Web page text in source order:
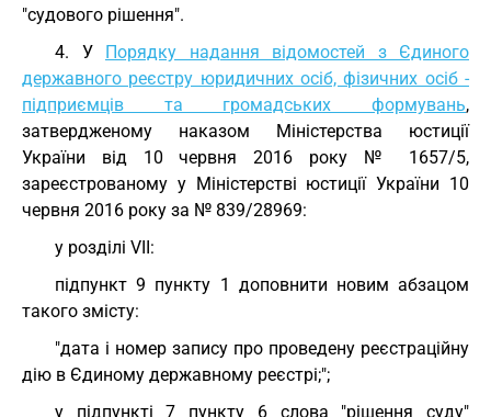
"судового рішення".
4. У Порядку надання відомостей з Єдиного
державного реєстру юридичних осіб, фізичних осіб -
підприємців та громадських формувань,
затвердженому наказом Міністерства юстиції
України від 10 червня 2016 року № 1657/5,
зареєстрованому у Міністерстві юстиції України 10
червня 2016 року за № 839/28969:
у розділі VII:
підпункт 9 пункту 1 доповнити новим абзацом
такого змісту:
"дата і номер запису про проведену реєстраційну
дію в Єдиному державному реєстрі;";
у підпункті 7 пункту 6 слова "рішення суду"